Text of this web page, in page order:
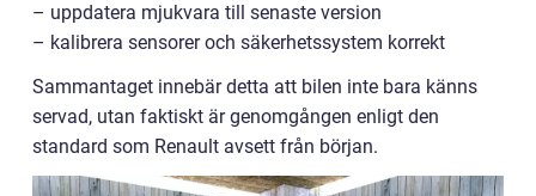
– uppdatera mjukvara till senaste version
– kalibrera sensorer och säkerhetssystem korrekt
Sammantaget innebär detta att bilen inte bara känns
servad, utan faktiskt är genomgången enligt den
standard som Renault avsett från början.